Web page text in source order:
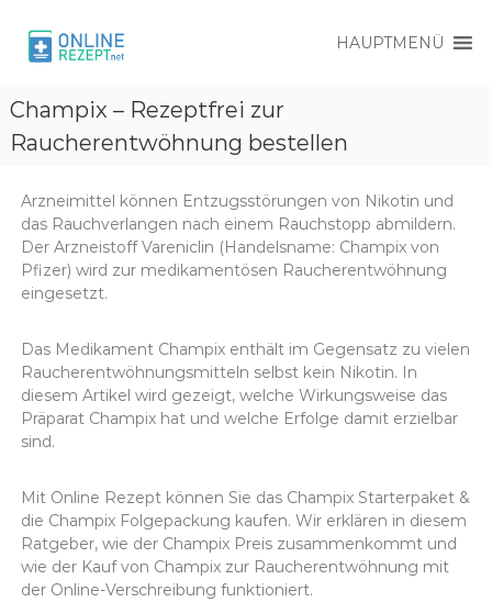
n
l
n
e
R
e
z
p
t
n
l
i
R
e
z
e
p
t
HAUPTMENÜ
Champix – Rezeptfrei zur
Raucherentwöhnung bestellen
Arzneimittel können Entzugsstörungen von Nikotin und
das Rauchverlangen nach einem Rauchstopp abmildern.
Der Arzneistoff Vareniclin (Handelsname: Champix von
Pfizer) wird zur medikamentösen Raucherentwöhnung
eingesetzt.
Das Medikament Champix enthält im Gegensatz zu vielen
Raucherentwöhnungsmitteln selbst kein Nikotin. In
diesem Artikel wird gezeigt, welche Wirkungsweise das
Präparat Champix hat und welche Erfolge damit erzielbar
sind.
Mit Online Rezept können Sie das Champix Starterpaket &
die Champix Folgepackung kaufen. Wir erklären in diesem
Ratgeber, wie der Champix Preis zusammenkommt und
wie der Kauf von Champix zur Raucherentwöhnung mit
der Online-Verschreibung funktioniert.